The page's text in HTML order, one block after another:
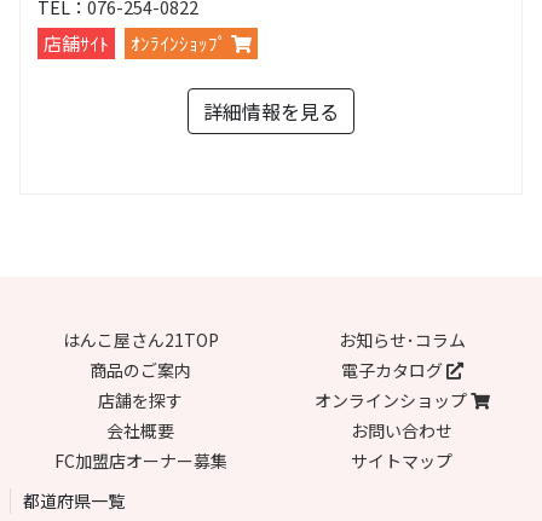
TEL：076-254-0822
店舗ｻｲﾄ
ｵﾝﾗｲﾝｼｮｯﾌﾟ
詳細情報を見る
はんこ屋さん21TOP
お知らせ･コラム
商品のご案内
電子カタログ
店舗を探す
オンラインショップ
会社概要
お問い合わせ
FC加盟店オーナー募集
サイトマップ
都道府県一覧